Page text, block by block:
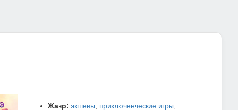
Жанр: экшены приключенческие игры